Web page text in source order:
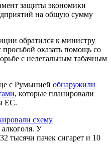
защиты экономики
на общую сумму
обратился к министру
оказать помощь со
с нелегальным табачным
с Румынией обнаружили
, которые планировали
ЕС.
схему
алкоголя. У
тысячи пачек сигарет и 10